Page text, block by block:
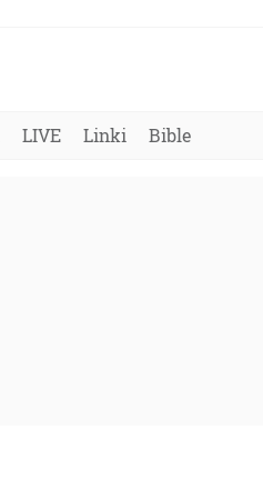
LIVE Linki Bible